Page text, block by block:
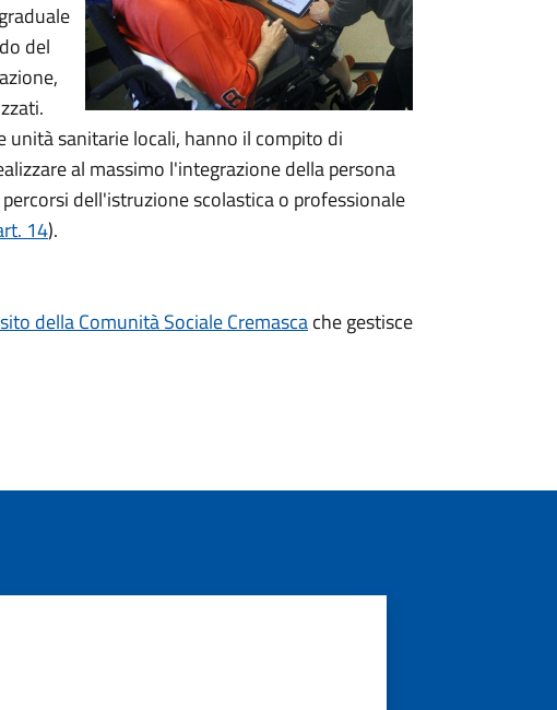
del
unità sanitarie locali, hanno il compito di
al massimo l'integrazione della persona
dell'istruzione scolastica o professionale
14).
sito della Comunità Sociale Cremascache gestisce